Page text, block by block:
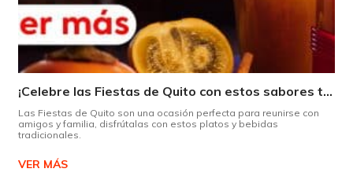
¡Celebre las Fiestas de Quito con estos sabores típicos!
Las Fiestas de Quito son una ocasión perfecta para reunirse con
amigos y familia, disfrútalas con estos platos y bebidas
tradicionales.
VER MÁS